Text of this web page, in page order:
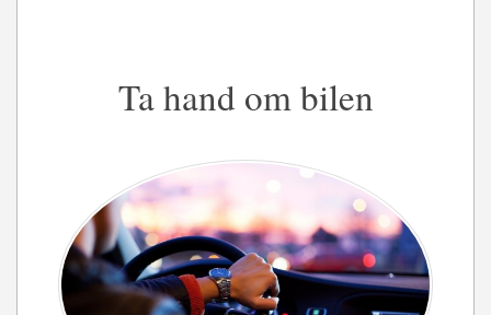
Ta hand om bilen